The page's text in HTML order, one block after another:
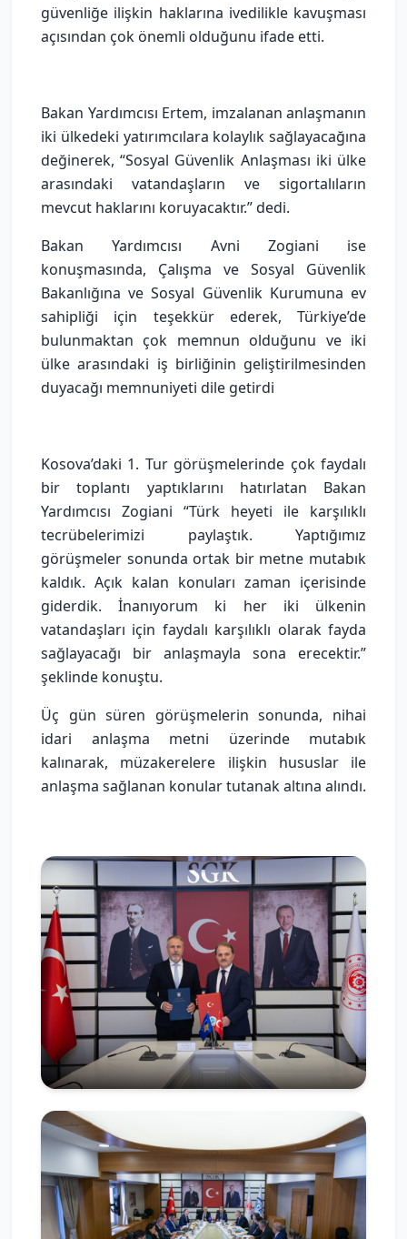
güvenliğe ilişkin haklarına ivedilikle kavuşması
açısından çok önemli olduğunu ifade etti.
Bakan Yardımcısı Ertem, imzalanan anlaşmanın
iki ülkedeki yatırımcılara kolaylık sağlayacağına
değinerek, “Sosyal Güvenlik Anlaşması iki ülke
arasındaki vatandaşların ve sigortalıların
mevcut haklarını koruyacaktır.” dedi.
Bakan Yardımcısı Avni Zogiani ise
konuşmasında, Çalışma ve Sosyal Güvenlik
Bakanlığına ve Sosyal Güvenlik Kurumuna ev
sahipliği için teşekkür ederek, Türkiye’de
bulunmaktan çok memnun olduğunu ve iki
ülke arasındaki iş birliğinin geliştirilmesinden
duyacağı memnuniyeti dile getirdi
Kosova’daki 1. Tur görüşmelerinde çok faydalı
bir toplantı yaptıklarını hatırlatan Bakan
Yardımcısı Zogiani “Türk heyeti ile karşılıklı
tecrübelerimizi paylaştık. Yaptığımız
görüşmeler sonunda ortak bir metne mutabık
kaldık. Açık kalan konuları zaman içerisinde
giderdik. İnanıyorum ki her iki ülkenin
vatandaşları için faydalı karşılıklı olarak fayda
sağlayacağı bir anlaşmayla sona erecektir.”
şeklinde konuştu.
Üç gün süren görüşmelerin sonunda, nihai
idari anlaşma metni üzerinde mutabık
kalınarak, müzakerelere ilişkin hususlar ile
anlaşma sağlanan konular tutanak altına alındı.